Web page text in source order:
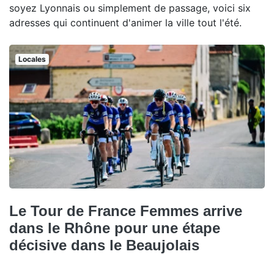
soyez Lyonnais ou simplement de passage, voici six
adresses qui continuent d'animer la ville tout l'été.
Locales
Le Tour de France Femmes arrive
dans le Rhône pour une étape
décisive dans le Beaujolais